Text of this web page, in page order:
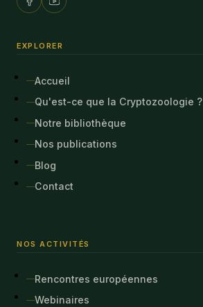
EXPLORER
Accueil
Qu'est-ce que la Cryptozoologie ?
Notre bibliothèque
Nos publications
Blog
Contact
NOS ACTIVITÉS
Rencontres européennes
Webinaires